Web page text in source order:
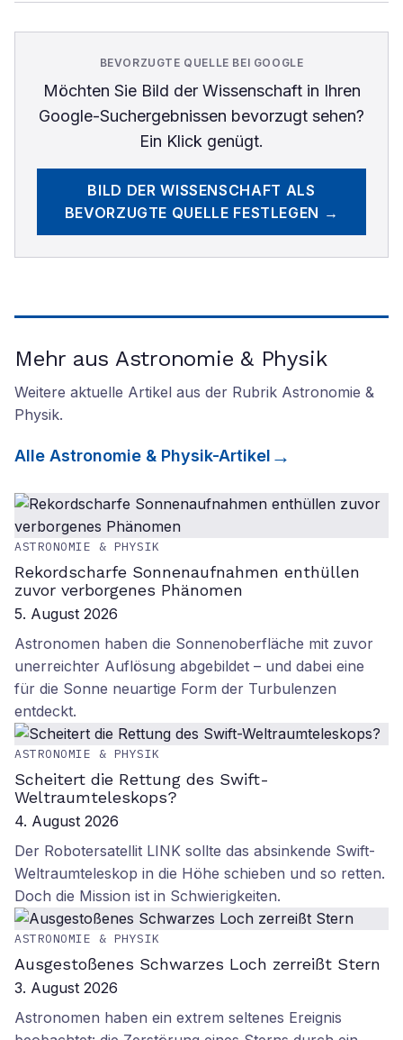
BEVORZUGTE QUELLE BEI GOOGLE
Möchten Sie Bild der Wissenschaftin Ihren
Google-Suchergebnissen bevorzugt sehen?
Ein Klick genügt.
BILD DER WISSENSCHAFT ALS
BEVORZUGTE QUELLE FESTLEGEN →
Mehr aus Astronomie & Physik
Weitere aktuelle Artikel aus der Rubrik Astronomie &
Physik.
Alle Astronomie & Physik-Artikel
ASTRONOMIE & PHYSIK
Rekordscharfe Sonnenaufnahmen enthüllen
zuvor verborgenes Phänomen
5. August 2026
Astronomen haben die Sonnenoberfläche mit zuvor
unerreichter Auflösung abgebildet – und dabei eine
für die Sonne neuartige Form der Turbulenzen
entdeckt.
ASTRONOMIE & PHYSIK
Scheitert die Rettung des Swift-
Weltraumteleskops?
4. August 2026
Der Robotersatellit LINK sollte das absinkende Swift-
Weltraumteleskop in die Höhe schieben und so retten.
Doch die Mission ist in Schwierigkeiten.
ASTRONOMIE & PHYSIK
Ausgestoßenes Schwarzes Loch zerreißt Stern
3. August 2026
Astronomen haben ein extrem seltenes Ereignis